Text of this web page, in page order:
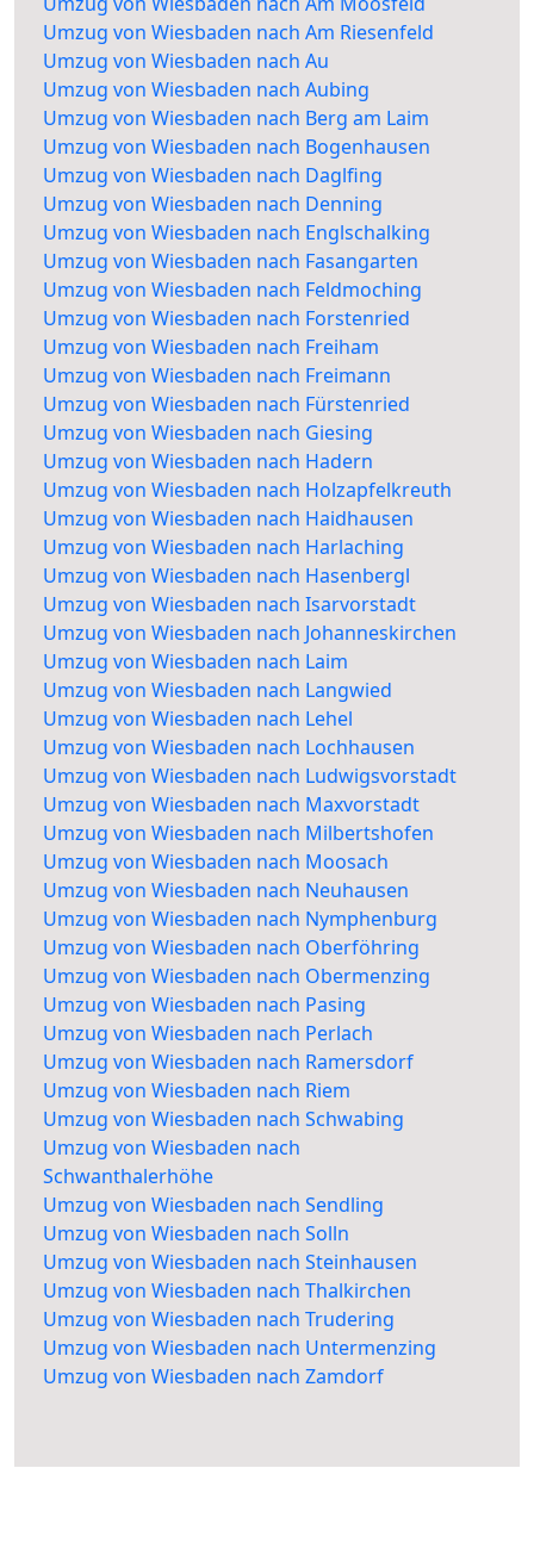
Umzug von Wiesbaden nach Am Riesenfeld
Umzug von Wiesbaden nach Au
Umzug von Wiesbaden nach Aubing
Umzug von Wiesbaden nach Berg am Laim
Umzug von Wiesbaden nach Bogenhausen
Umzug von Wiesbaden nach Daglfing
Umzug von Wiesbaden nach Denning
Umzug von Wiesbaden nach Englschalking
Umzug von Wiesbaden nach Fasangarten
Umzug von Wiesbaden nach Feldmoching
Umzug von Wiesbaden nach Forstenried
Umzug von Wiesbaden nach Freiham
Umzug von Wiesbaden nach Freimann
Umzug von Wiesbaden nach Fürstenried
Umzug von Wiesbaden nach Giesing
Umzug von Wiesbaden nach Hadern
Umzug von Wiesbaden nach Holzapfelkreuth
Umzug von Wiesbaden nach Haidhausen
Umzug von Wiesbaden nach Harlaching
Umzug von Wiesbaden nach Hasenbergl
Umzug von Wiesbaden nach Isarvorstadt
Umzug von Wiesbaden nach Johanneskirchen
Umzug von Wiesbaden nach Laim
Umzug von Wiesbaden nach Langwied
Umzug von Wiesbaden nach Lehel
Umzug von Wiesbaden nach Lochhausen
Umzug von Wiesbaden nach Ludwigsvorstadt
Umzug von Wiesbaden nach Maxvorstadt
Umzug von Wiesbaden nach Milbertshofen
Umzug von Wiesbaden nach Moosach
Umzug von Wiesbaden nach Neuhausen
Umzug von Wiesbaden nach Nymphenburg
Umzug von Wiesbaden nach Oberföhring
Umzug von Wiesbaden nach Obermenzing
Umzug von Wiesbaden nach Pasing
Umzug von Wiesbaden nach Perlach
Umzug von Wiesbaden nach Ramersdorf
Umzug von Wiesbaden nach Riem
Umzug von Wiesbaden nach Schwabing
Umzug von Wiesbaden nach
Schwanthalerhöhe
Umzug von Wiesbaden nach Sendling
Umzug von Wiesbaden nach Solln
Umzug von Wiesbaden nach Steinhausen
Umzug von Wiesbaden nach Thalkirchen
Umzug von Wiesbaden nach Trudering
Umzug von Wiesbaden nach Untermenzing
Umzug von Wiesbaden nach Zamdorf